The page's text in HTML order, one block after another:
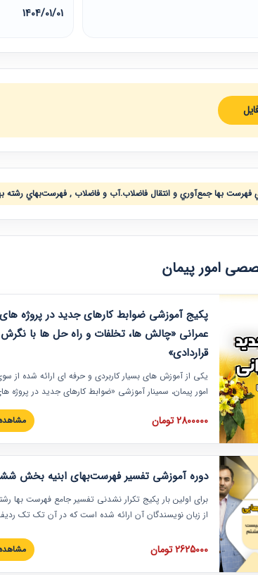
1404/01/01
فهرست بها جمع‌آوري و انتقال فاضلاب.آب و فاضلاب , فهرست‌بهاي رشته
امور پیمان
پکیج آموزشی ضوابط کارهای جدید در پروژه های
عمرانی «چالش ها، تخلفات و راه حل ها با نگرش
قراردادی»
یکی از آموزش‏‏‏‏‏‏ های بسیار کاربردی و حرفه‏ ای ارائه شده از
امور پیمان، سمینار آموزشی «ضوابط کارهای جدید در پروژه
عمرانی» چالش ها، تخلفات و راه حل ها با نگرش قراردادی
در محل سندیکای شرکت های ساختمانی کشور ارائه شد. در
به همراه تجربیات عملی ارائه شده است.
2800000 تومان
دوره آموزشی تفسیر فهرست‌بهای ابنیه بخش
برای اولین بار پکیج تکرار نشدنی تفسیر جامع فهرست بها
از زبان نویسندگان آن ارائه شده است که در آن تک تک
تصویری بوده و به همراه تصاویر عملیات اجرایی مرتبط با
فهرست بها ارائه شده است. این دوره با کلام مهندس
2625000 تومان